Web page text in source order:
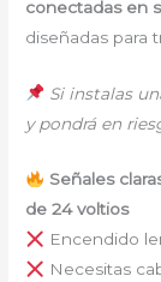
conectadas en
diseñadas para
Si instalas
y pondrá en
Señales
de 24 voltios
Encendido
Necesitas